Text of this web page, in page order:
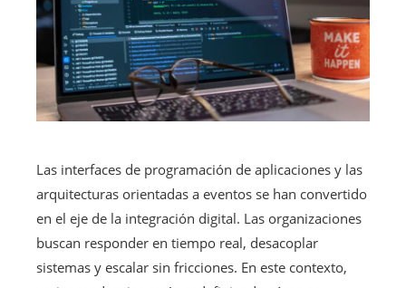
Las interfaces de programación de aplicaciones y las
arquitecturas orientadas a eventos se han convertido
en el eje de la integración digital. Las organizaciones
buscan responder en tiempo real, desacoplar
sistemas y escalar sin fricciones. En este contexto,